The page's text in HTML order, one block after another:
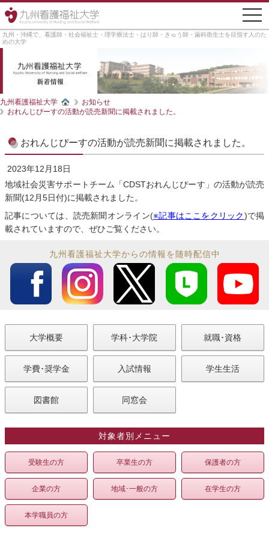
九州・沖縄で、看護師・社会福祉士・理学療法士・はり師・きゅう師・歯科衛生士を目指す人のた
めの大学
九州看護福祉大学
お知らせ
おれんじぴーすの活動が読売新聞に掲載されました。
おれんじぴーすの活動が読売新聞に掲載されました。
2023年12月18日
地域社会災害サポートチーム「CDSTおれんじぴーす」の活動が読売
新聞(12月5日付)に掲載されました。
記事については、読売新聞オンライン(※記事はここをクリック)で掲
載されていますので、ぜひご覧ください。
九州看護福祉大学からの情報を随時配信中
大学概要 学科･大学院 就職･資格
学費･奨学金 入試情報 学生生活
図書館 同窓会
対象者別メニュー
受験生の方 卒業生の方 保護者の方
企業の方 地域･一般の方 在学生の方
本学職員の方